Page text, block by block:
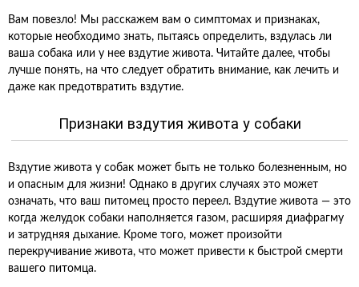
Вам повезло! Мы расскажем вам о симптомах и признаках,
которые необходимо знать, пытаясь определить, вздулась ли
ваша собака или у нее вздутие живота. Читайте далее, чтобы
лучше понять, на что следует обратить внимание, как лечить и
даже как предотвратить вздутие.
Признаки вздутия живота у собаки
Вздутие живота у собак может быть не только болезненным, но
и опасным для жизни! Однако в других случаях это может
означать, что ваш питомец просто переел. Вздутие живота — это
когда желудок собаки наполняется газом, расширяя диафрагму
и затрудняя дыхание. Кроме того, может произойти
перекручивание живота, что может привести к быстрой смерти
вашего питомца.